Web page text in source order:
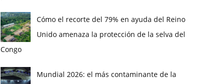
Cómo el recorte del 79% en ayuda del Reino
Unido amenaza la protección de la selva del
Congo
Mundial 2026: el más contaminante de la